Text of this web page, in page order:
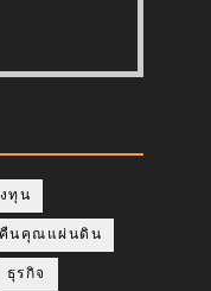
ทุน
คืนคุณแผ่นดิน
ธุรกิจ